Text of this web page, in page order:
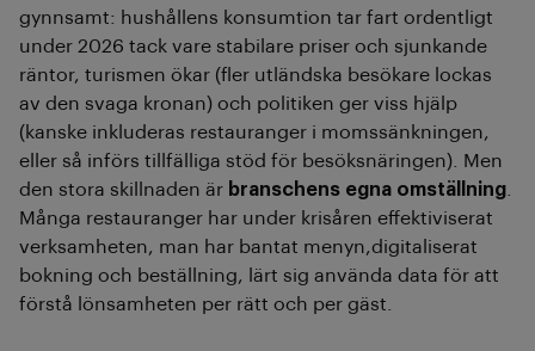
gynnsamt: hushållens konsumtion tar fart ordentligt
under 2026 tack vare stabilare priser och sjunkande
räntor, turismen ökar (fler utländska besökare lockas
av den svaga kronan) och politiken ger viss hjälp
(kanske inkluderas restauranger i momssänkningen,
eller så införs tillfälliga stöd för besöksnäringen). Men
den stora skillnaden är branschens egna omställning
Många restauranger har under krisåren effektiviserat
verksamheten, man har bantat menyn,digitaliserat
bokning och beställning, lärt sig använda data för att
förstå lönsamheten per rätt och per gäst.